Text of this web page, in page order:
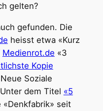
gelten?
gefunden. Die
heisst etwa «Kurz
Medienrot.de «3
Kopie
Soziale
dem Titel «5
seit